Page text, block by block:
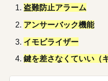
盗難防止アラーム
アンサーバック機能
イモビライザー
鍵を差さなくていい（